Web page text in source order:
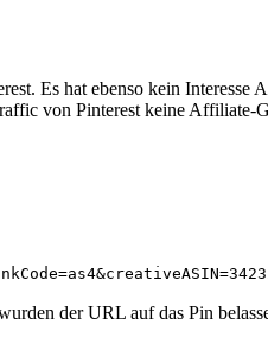
Es hat ebenso kein
von Pinterest keine Affiliate-
der URL auf das Pin